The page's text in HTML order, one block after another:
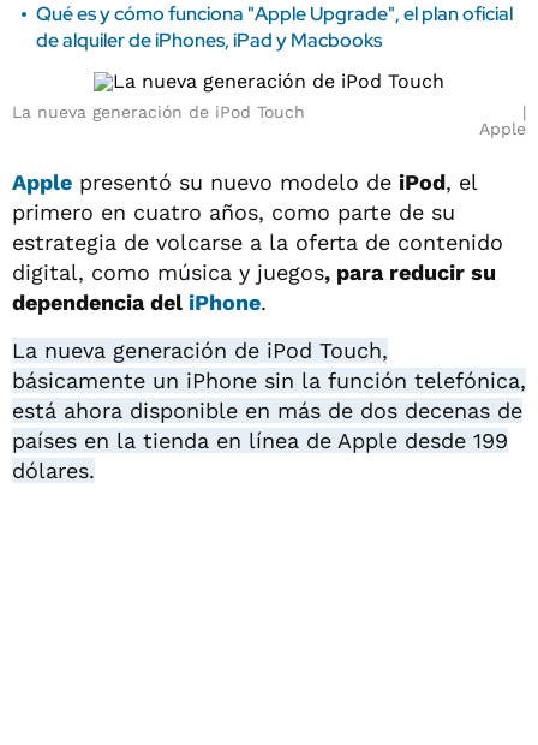
Qué es y cómo funciona "Apple Upgrade", el plan oficial
de alquiler de iPhones, iPad y Macbooks
La nueva generación de iPod Touch
Apple
Apple presentó su nuevo modelo de iPod, el
primero en cuatro años, como parte de su
estrategia de volcarse a la oferta de contenido
digital, como música y juegos, para reducir su
dependencia del iPhone.
La nueva generación de iPod Touch,
básicamente un iPhone sin la función telefónica,
está ahora disponible en más de dos decenas de
países en la tienda en línea de Apple desde 199
dólares.